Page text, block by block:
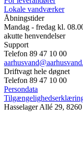
Lokale vandværker
Åbningstider
Mandag - fredag kl.
akutte henvendelser
Support
Telefon 89 47 10 00
Driftvagt hele døgnet
Telefon 89 47 10 00
Persondata
Hasselager Allé 29,